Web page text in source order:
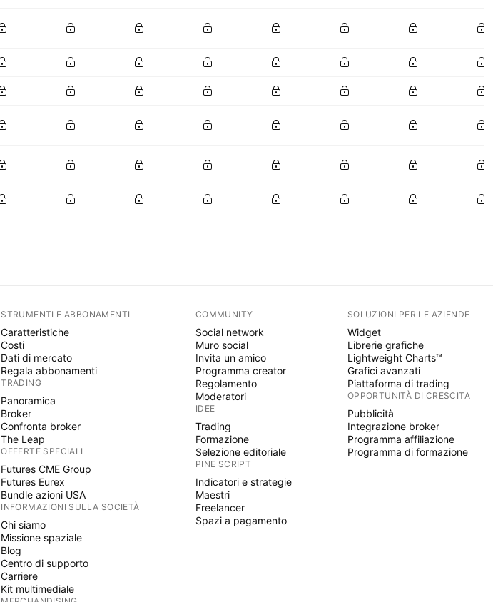
STRUMENTI E ABBONAMENTI
Caratteristiche
Costi
Dati di mercato
Regala abbonamenti
TRADING
Panoramica
Broker
Confronta broker
The Leap
OFFERTE SPECIALI
Futures CME Group
Futures Eurex
Bundle azioni USA
INFORMAZIONI SULLA SOCIETÀ
Chi siamo
Missione spaziale
Blog
Centro di supporto
Carriere
Kit multimediale
COMMUNITY
Social network
Muro social
Invita un amico
Programma creator
Regolamento
Moderatori
IDEE
Trading
Formazione
Selezione editoriale
PINE SCRIPT
Indicatori e strategie
Maestri
Freelancer
Spazi a pagamento
SOLUZIONI PER LE AZIENDE
Widget
Librerie grafiche
Lightweight Charts™
Grafici avanzati
Piattaforma di trading
OPPORTUNITÀ DI CRESCITA
Pubblicità
Integrazione broker
Programma affiliazione
Programma di formazione